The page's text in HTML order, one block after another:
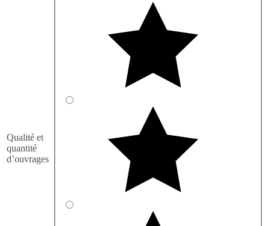
Qualité et
quantité
d’ouvrages